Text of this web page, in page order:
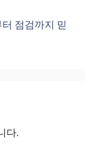
점검까지 믿
다.